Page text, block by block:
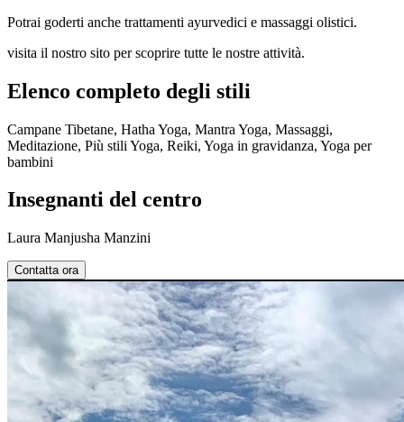
Potrai goderti anche trattamenti ayurvedici e massaggi olistici.
visita il nostro sito per scoprire tutte le nostre attività.
Elenco completo degli stili
Campane Tibetane, Hatha Yoga, Mantra Yoga, Massaggi,
Meditazione, Più stili Yoga, Reiki, Yoga in gravidanza, Yoga per
bambini
Insegnanti del centro
Laura Manjusha Manzini
Contatta ora